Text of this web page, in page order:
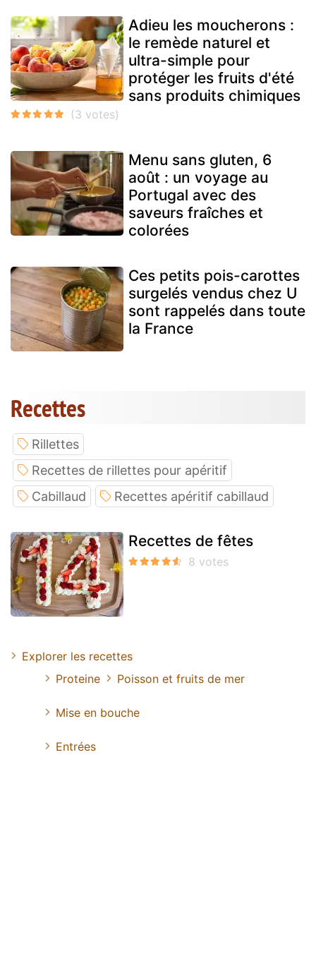
Adieu les moucherons :
le remède naturel et
ultra-simple pour
protéger les fruits d'été
sans produits chimiques
Menu sans gluten, 6
août : un voyage au
Portugal avec des
saveurs fraîches et
colorées
Ces petits pois-carottes
surgelés vendus chez U
sont rappelés dans toute
la France
Recettes
Rillettes
Recettes de rillettes pour apéritif
Cabillaud
Recettes apéritif cabillaud
Recettes de fêtes
Explorer les recettes
Proteine
Poisson et fruits de mer
Mise en bouche
Entrées